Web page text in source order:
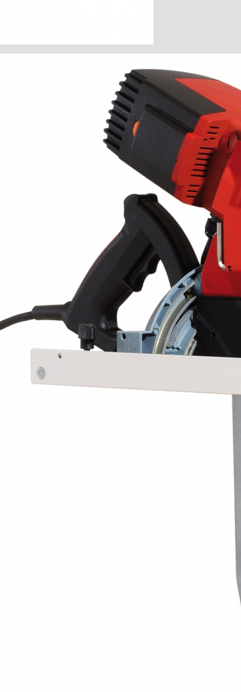
F 80 + F 160 + F-WA + F-VS + 2 x F-SZ
Клейкий ленточный профиль F-HP 6,8M
длина 3 м (состоит из 2-х частей с
Цепь для чистого пиления HM 400
Цепь для чистого пиления HM 260
для поперечного и продольного пиления
Цепная-направляющая шина 260 HM
Цепная-направляющая шина 400 HM
для 006972
Цепная-направляющая шина 3/8" 400
для 006974
Клин для раскалывания 260
Клин для раскалывания 400
Приводная звездочка HM
для 006968, 006972